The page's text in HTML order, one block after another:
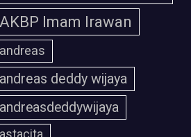
AKBP Imam Irawan
andreas
andreas deddy wijaya
andreasdeddywijaya
astacita